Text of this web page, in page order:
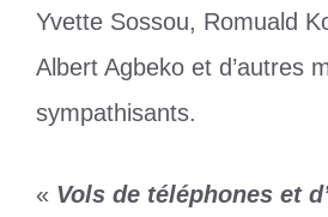
Yvette Sossou, Romuald
Albert Agbeko et d’autres
sympathisants.
« Vols de téléphones et